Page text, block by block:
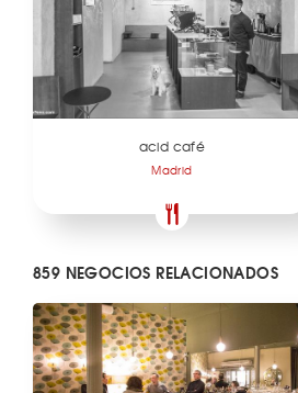
acid café
Madrid
859 NEGOCIOS RELACIONADOS